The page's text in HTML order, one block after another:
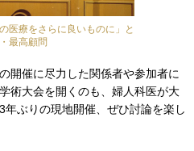
医療をさらに良いものに」と
最高顧問
開催に尽力した関係者や参加者に
術大会を開くのも、婦人科医が大
ぶりの現地開催、ぜひ討論を楽し